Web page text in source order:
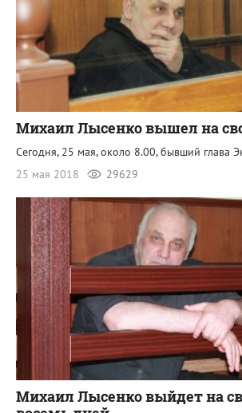
Михаил Лысенко вышел на
Сегодня, 25 мая, около 8.00, бывший глава
25 мая 2018
29629
Михаил Лысенко выйдет на